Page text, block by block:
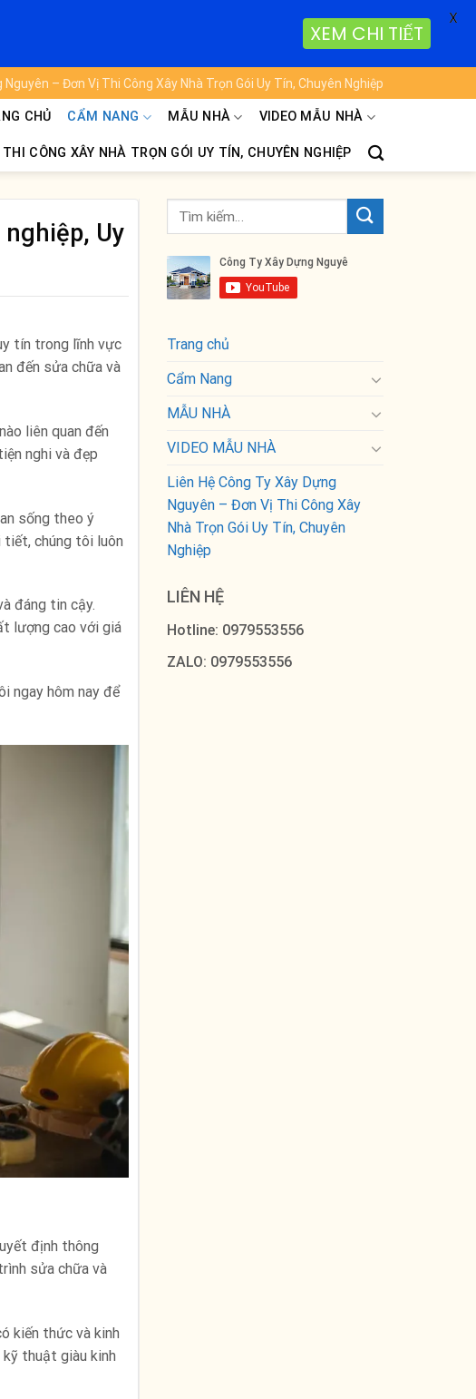
Nguyên – Đơn Vị Thi Công Xây Nhà Trọn Gói Uy Tín, Chuyên Nghiệp
CHỦ CẨM NANG MẪU NHÀ VIDEO MẪU NHÀ
CÔNG XÂY NHÀ TRỌN GÓI UY TÍN, CHUYÊN NGHIỆP
Uy
tín trong lĩnh vực
đến sửa chữa và
liên quan đến
nghi và đẹp
sống theo ý
tiết, chúng tôi luôn
đáng tin cậy.
lượng cao với giá
ngay hôm nay để
định thông
sửa chữa và
kiến thức và kinh
thuật giàu kinh
Trang chủ
Cẩm Nang
MẪU NHÀ
VIDEO MẪU NHÀ
Liên Hệ Công Ty Xây Dựng
Nguyên – Đơn Vị Thi Công Xây
Nhà Trọn Gói Uy Tín, Chuyên
Nghiệp
LIÊN HỆ
Hotline: 0979553556
ZALO: 0979553556
XEM CHI TIẾT
X